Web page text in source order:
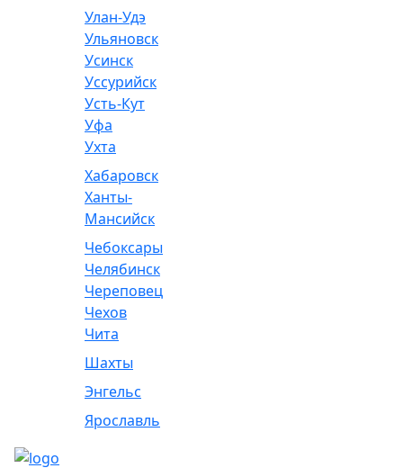
Улан-Удэ
Ульяновск
Усинск
Уссурийск
Усть-Кут
Уфа
Ухта
Хабаровск
Ханты-
Мансийск
Чебоксары
Челябинск
Череповец
Чехов
Чита
Шахты
Энгельс
Ярославль